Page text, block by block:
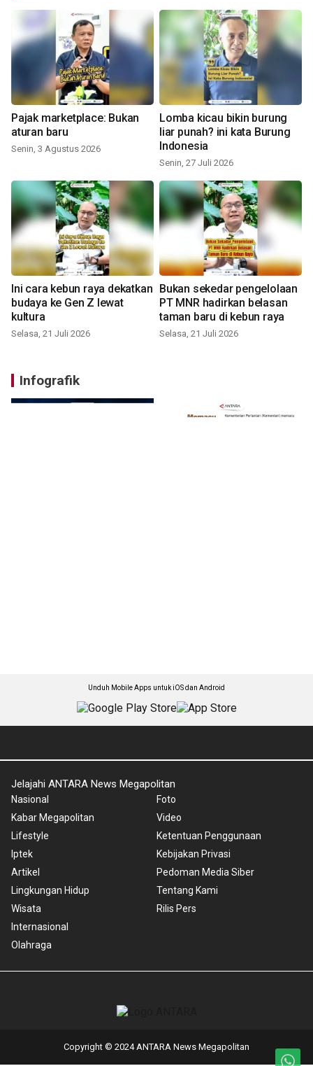
Pajak marketplace: Bukan
aturan baru
Senin, 3 Agustus 2026
Lomba kicau bikin burung
liar punah? ini kata Burung
Indonesia
Senin, 27 Juli 2026
Ini cara kebun raya dekatkan
budaya ke Gen Z lewat
kultura
Selasa, 21 Juli 2026
Bukan sekedar pengelolaan
PT MNR hadirkan belasan
taman baru di kebun raya
Selasa, 21 Juli 2026
Infografik
Unduh Mobile Apps untuk iOS dan Android
Jelajahi ANTARA News Megapolitan
Nasional
Kabar Megapolitan
Lifestyle
Iptek
Artikel
Lingkungan Hidup
Wisata
Internasional
Olahraga
Foto
Video
Ketentuan Penggunaan
Kebijakan Privasi
Pedoman Media Siber
Tentang Kami
Rilis Pers
Copyright © 2024 ANTARA News Megapolitan